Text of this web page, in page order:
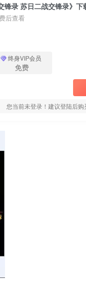
锋录 苏日二战交锋录》下
后查看
终身VIP会员
免费
您当前未登录！建议登陆后